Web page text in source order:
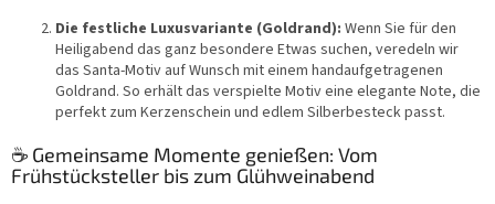
Die festliche Luxusvariante (Goldrand): Wenn Sie für den
Heiligabend das ganz besondere Etwas suchen, veredeln wir
das Santa-Motiv auf Wunsch mit einem handaufgetragenen
Goldrand. So erhält das verspielte Motiv eine elegante Note, die
perfekt zum Kerzenschein und edlem Silberbesteck passt.
☕ Gemeinsame Momente genießen: Vom
Frühstücksteller bis zum Glühweinabend